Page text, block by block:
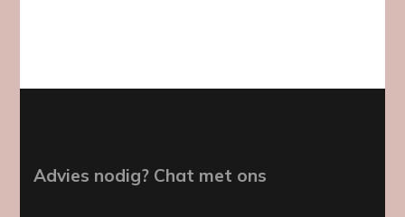
Advies nodig? Chat met ons